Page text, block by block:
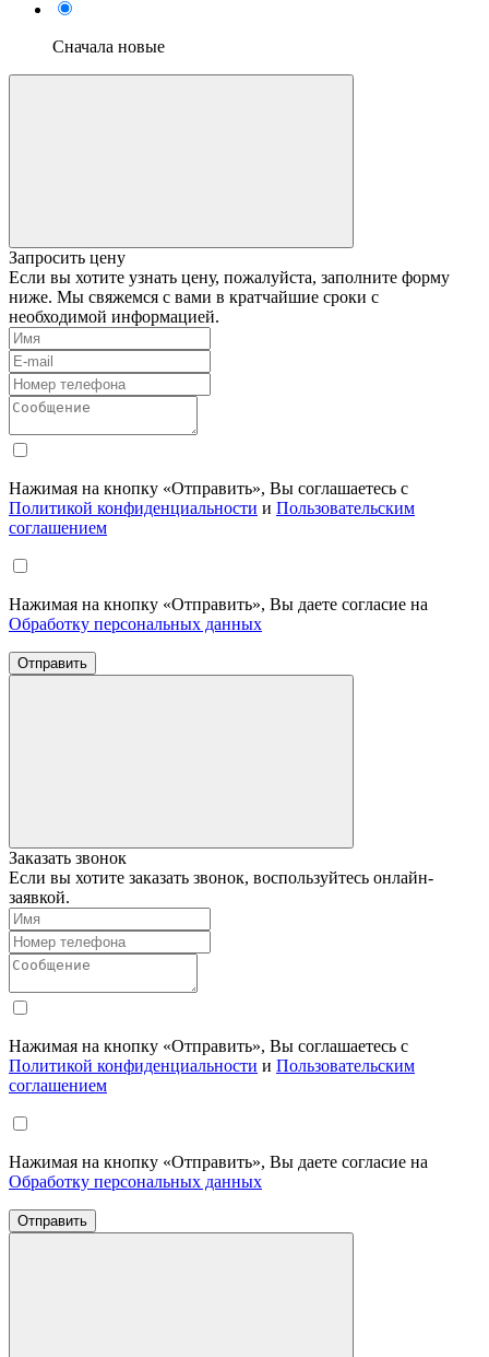
Сначала новые
Запросить цену
Если вы хотите узнать цену, пожалуйста, заполните форму
ниже. Мы свяжемся с вами в кратчайшие сроки с
необходимой информацией.
Нажимая на кнопку «Отправить», Вы соглашаетесь с
Политикой конфиденциальности и Пользовательским
соглашением
Нажимая на кнопку «Отправить», Вы даете согласие на
Обработку персональных данных
Отправить
Заказать звонок
Если вы хотите заказать звонок, воспользуйтесь онлайн-
заявкой.
Нажимая на кнопку «Отправить», Вы соглашаетесь с
Политикой конфиденциальности и Пользовательским
соглашением
Нажимая на кнопку «Отправить», Вы даете согласие на
Обработку персональных данных
Отправить